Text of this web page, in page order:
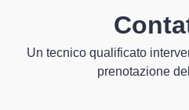
Un tecnico qualificato
prenotazione